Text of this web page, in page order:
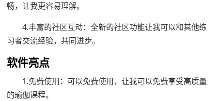
畅，让我更容易理解。
4.丰富的社区互动：全新的社区功能让我可以和其他练
习者交流经验，共同进步。
软件亮点
1.免费使用：可以免费使用，让我可以免费享受高质量
的瑜伽课程。